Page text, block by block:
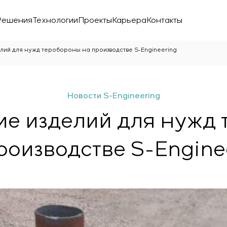
ТехнологииПроектыКарьераКонтакты
для нужд теробороны на производстве S-Engineering
Новости S-Engineering
изделий для
S-